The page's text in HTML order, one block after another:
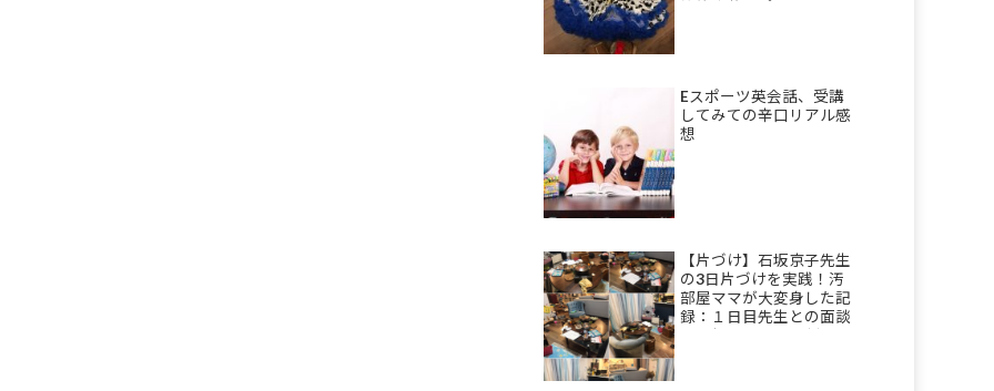
Eスポーツ英会話、受講
してみての辛口リアル感
想
【片づけ】石坂京子先生
の3日片づけを実践！汚
部屋ママが大変身した記
録：１日目先生との面談
＆理想を描き部屋割りを